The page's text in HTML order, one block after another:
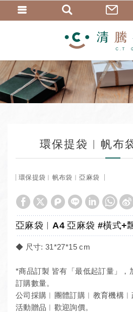
環保提袋︱帆布
環保提袋︱帆布袋︱亞麻袋
亞麻袋︱A4 亞麻袋 #橫式+
◆ 尺寸: 31*27*15 cm
*商品訂製 皆有「最低起訂量」，
訂購數量。
公司採購︱團體訂購︱教育機構︱
活動贈品︱歡迎詢價。